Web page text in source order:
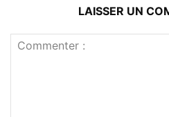
LAISSER UN